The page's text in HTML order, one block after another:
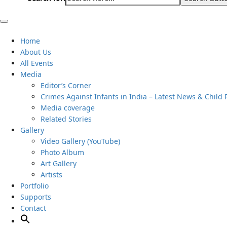
Home
About Us
All Events
Media
Editor’s Corner
Crimes Against Infants in India – Latest News & Child
Media coverage
Related Stories
Gallery
Video Gallery (YouTube)
Photo Album
Art Gallery
Artists
Portfolio
Supports
Contact